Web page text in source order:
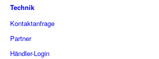
Technik
Kontaktanfrage
Partner
Händler-Login